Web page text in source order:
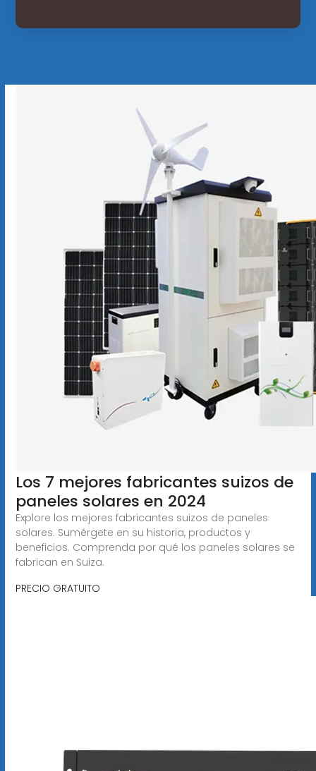
Los 7 mejores fabricantes suizos de
paneles solares en 2024
Explore los mejores fabricantes suizos de paneles
solares. Sumérgete en su historia, productos y
beneficios. Comprenda por qué los paneles solares se
fabrican en Suiza.
PRECIO GRATUITO